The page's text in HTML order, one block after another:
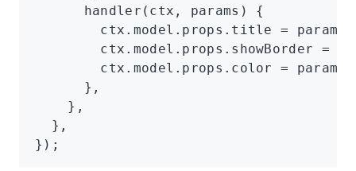
      handler
(ctx ,
params) {
        ctx
. model . props .title = params
        ctx
. model . props .showBorder =
        ctx
. model . props .color = params
      }
,
    }
,
  }
,
});